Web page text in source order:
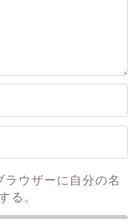
ウザーに自分の名
る。